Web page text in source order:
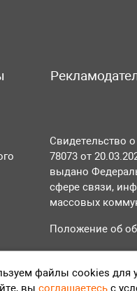
Свидетельство
78073 от
выдано
сфере связи,
массовых
Положение об
файлы cookies для
вы соглашаетесь с